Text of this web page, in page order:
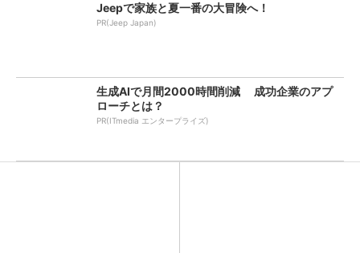
Jeepで家族と夏一番の大冒険へ！
PR(Jeep Japan)
生成AIで月間2000時間削減 成功企業のアプ
ローチとは？
PR(ITmedia エンタープライズ)